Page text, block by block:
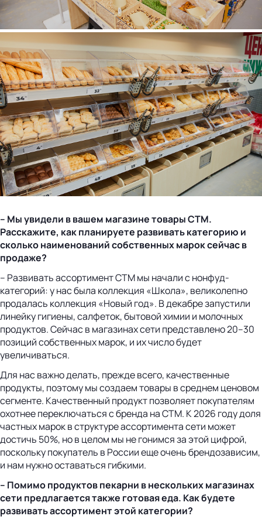
– Мы увидели в вашем магазине товары СТМ.
Расскажите, как планируете развивать категорию и
сколько наименований собственных марок сейчас в
продаже?
– Развивать ассортимент СТМ мы начали с нонфуд-
категорий: у нас была коллекция «Школа», великолепно
продалась коллекция «Новый год». В декабре запустили
линейку гигиены, салфеток, бытовой химии и молочных
продуктов. Сейчас в магазинах сети представлено 20–30
позиций собственных марок, и их число будет
увеличиваться.
Для нас важно делать, прежде всего, качественные
продукты, поэтому мы создаем товары в среднем ценовом
сегменте. Качественный продукт позволяет покупателям
охотнее переключаться с бренда на СТМ. К 2026 году доля
частных марок в структуре ассортимента сети может
достичь 50%, но в целом мы не гонимся за этой цифрой,
поскольку покупатель в России еще очень брендозависим,
и нам нужно оставаться гибкими.
– Помимо продуктов пекарни в нескольких магазинах
сети предлагается также готовая еда. Как будете
развивать ассортимент этой категории?